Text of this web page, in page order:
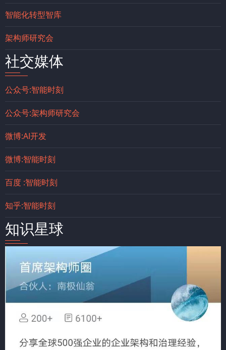
智能化转型智库
架构师研究会
社交媒体
公众号:智能时刻
公众号:架构师研究会
微博:AI开发
微博:智能时刻
百度 :智能时刻
知乎:智能时刻
知识星球